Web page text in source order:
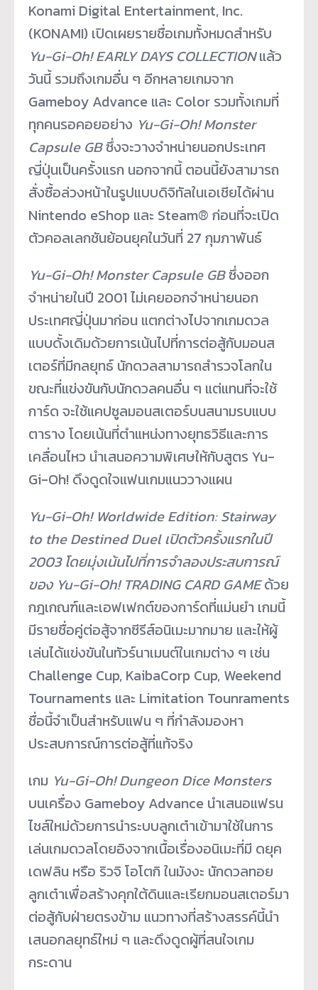
Konami Digital Entertainment, Inc.
(KONAMI) เปิดเผยรายชื่อเกมทั้งหมดสำหรับ
Yu-Gi-Oh! EARLY DAYS COLLECTIONแล้ว
วันนี้ รวมถึงเกมอื่น ๆ อีกหลายเกมจาก
Gameboy Advance และ Color รวมทั้งเกมที่
ทุกคนรอคอยอย่าง Yu-Gi-Oh! Monster
Capsule GBซึ่งจะวางจำหน่ายนอกประเทศ
ญี่ปุ่นเป็นครั้งแรก นอกจากนี้ ตอนนี้ยังสามารถ
สั่งซื้อล่วงหน้าในรูปแบบดิจิทัลในเอเชียได้ผ่าน
Nintendo eShop และ Steam® ก่อนที่จะเปิด
ตัวคอลเลกชันย้อนยุคในวันที่ 27 กุมภาพันธ์
Yu-Gi-Oh! Monster Capsule GBซึ่งออก
จำหน่ายในปี 2001 ไม่เคยออกจำหน่ายนอก
ประเทศญี่ปุ่นมาก่อน แตกต่างไปจากเกมดวล
แบบดั้งเดิมด้วยการเน้นไปที่การต่อสู้กับมอนส
เตอร์ที่มีกลยุทธ์ นักดวลสามารถสำรวจโลกใน
ขณะที่แข่งขันกับนักดวลคนอื่น ๆ แต่แทนที่จะใช้
การ์ด จะใช้แคปซูลมอนสเตอร์บนสนามรบแบบ
ตาราง โดยเน้นที่ตำแหน่งทางยุทธวิธีและการ
เคลื่อนไหว นำเสนอความพิเศษให้กับสูตร Yu-
Gi-Oh! ดึงดูดใจแฟนเกมแนววางแผน
Yu-Gi-Oh! Worldwide Edition: Stairway
to the Destined Duelเปิดตัวครั้งแรกในปี
2003 โดยมุ่งเน้นไปที่การจำลองประสบการณ์
ของ Yu-Gi-Oh! TRADING CARD GAMEด้วย
กฎเกณฑ์และเอฟเฟกต์ของการ์ดที่แม่นยำ เกมนี้
มีรายชื่อคู่ต่อสู้จากซีรีส์อนิเมะมากมาย และให้ผู้
เล่นได้แข่งขันในทัวร์นาเมนต์ในเกมต่าง ๆ เช่น
Challenge Cup, KaibaCorp Cup, Weekend
Tournaments และ Limitation Tounraments
ชื่อนี้จำเป็นสำหรับแฟน ๆ ที่กำลังมองหา
ประสบการณ์การต่อสู้ที่แท้จริง
เกม Yu-Gi-Oh! Dungeon Dice Monsters
บนเครื่อง Gameboy Advance นำเสนอแฟรน
ไชส์ใหม่ด้วยการนำระบบลูกเต๋าเข้ามาใช้ในการ
เล่นเกมดวลโดยอิงจากเนื้อเรื่องอนิเมะที่มี ดยุค
เดฟลิน หรือ ริวจิ โอโตกิ ในมังงะ นักดวลทอย
ลูกเต๋าเพื่อสร้างคุกใต้ดินและเรียกมอนสเตอร์มา
ต่อสู้กับฝ่ายตรงข้าม แนวทางที่สร้างสรรค์นี้นำ
เสนอกลยุทธ์ใหม่ ๆ และดึงดูดผู้ที่สนใจเกม
กระดาน